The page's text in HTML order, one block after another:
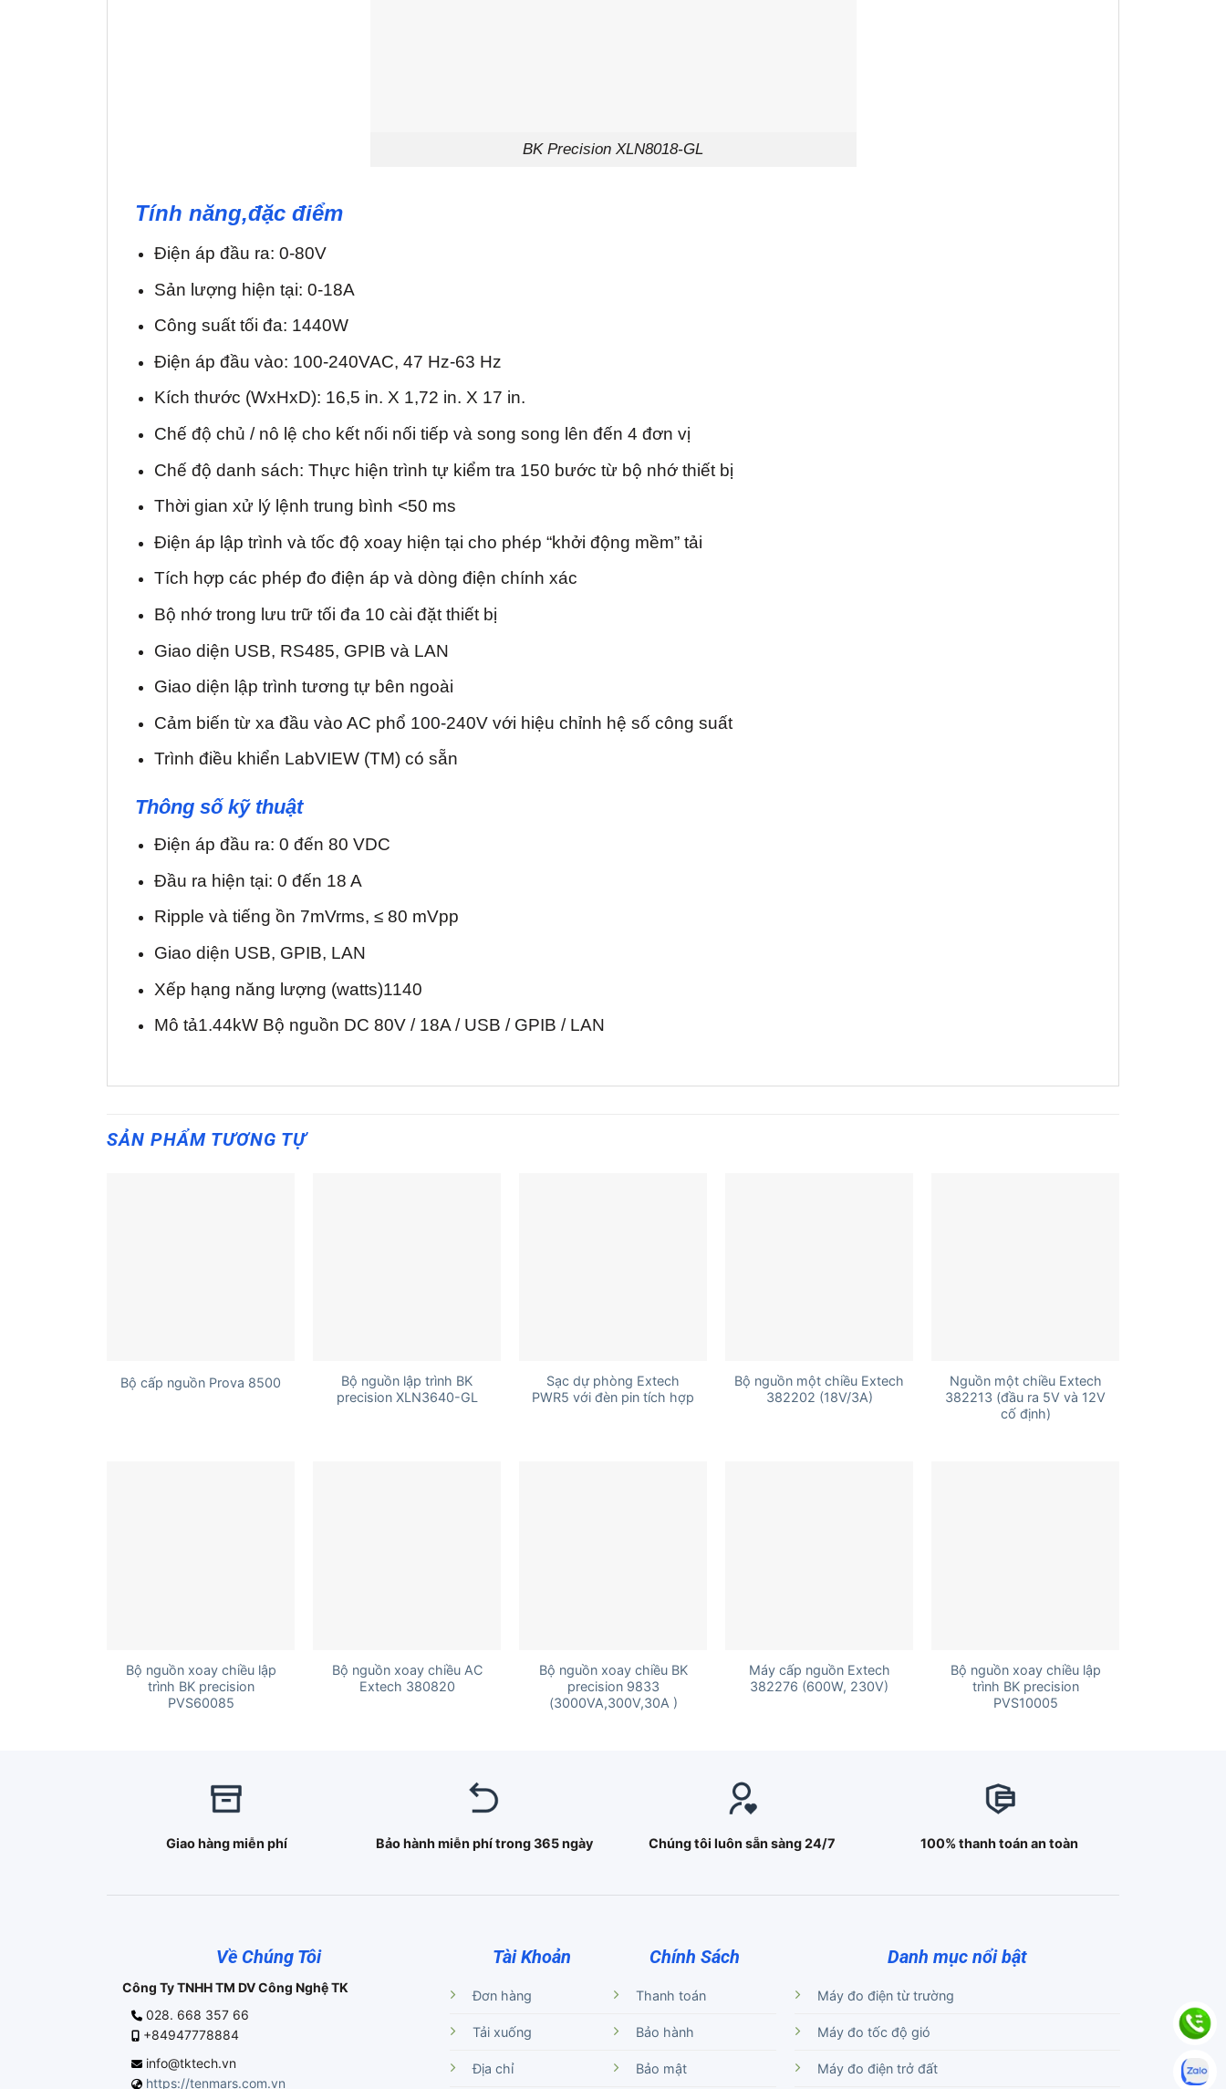
BK Precision XLN8018-GL
Tính năng,đặc điểm
Điện áp đầu ra: 0-80V
Sản lượng hiện tại: 0-18A
Công suất tối đa: 1440W
Điện áp đầu vào: 100-240VAC, 47 Hz-63 Hz
Kích thước (WxHxD): 16,5 in. X 1,72 in. X 17 in.
Chế độ chủ / nô lệ cho kết nối nối tiếp và song song lên đến 4 đơn vị
Chế độ danh sách: Thực hiện trình tự kiểm tra 150 bước từ bộ nhớ thiết bị
Thời gian xử lý lệnh trung bình <50 ms
Điện áp lập trình và tốc độ xoay hiện tại cho phép “khởi động mềm” tải
Tích hợp các phép đo điện áp và dòng điện chính xác
Bộ nhớ trong lưu trữ tối đa 10 cài đặt thiết bị
Giao diện USB, RS485, GPIB và LAN
Giao diện lập trình tương tự bên ngoài
Cảm biến từ xa đầu vào AC phổ 100-240V với hiệu chỉnh hệ số công suất
Trình điều khiển LabVIEW (TM) có sẵn
Thông số kỹ thuật
Điện áp đầu ra: 0 đến 80 VDC
Đầu ra hiện tại: 0 đến 18 A
Ripple và tiếng ồn 7mVrms, ≤ 80 mVpp
Giao diện USB, GPIB, LAN
Xếp hạng năng lượng (watts)1140
Mô tả1.44kW Bộ nguồn DC 80V / 18A / USB / GPIB / LAN
SẢN PHẨM TƯƠNG TỰ
Bộ cấp nguồn Prova 8500
Bộ nguồn lập trình BK
precision XLN3640-GL
Sạc dự phòng Extech
PWR5 với đèn pin tích hợp
Bộ nguồn một chiều Extech
382202 (18V/3A)
Nguồn một chiều Extech
382213 (đầu ra 5V và 12V
cố định)
Bộ nguồn xoay chiều lập
trình BK precision
PVS60085
Bộ nguồn xoay chiều AC
Extech 380820
Bộ nguồn xoay chiều BK
precision 9833
(3000VA,300V,30A )
Máy cấp nguồn Extech
382276 (600W, 230V)
Bộ nguồn xoay chiều lập
trình BK precision
PVS10005
Giao hàng miễn phí Bảo hành miễn phí trong 365 ngày Chúng tôi luôn sẵn sàng 24/7 100% thanh toán an toàn
Về Chúng Tôi
Công Ty TNHH TM DV Công Nghệ TK
028. 668 357 66
+84947778884
info@tktech.vn
https://tenmars.com.vn
Tài Khoản
Đơn hàng
Tải xuống
Địa chỉ
Chính Sách
Thanh toán
Bảo hành
Bảo mật
Danh mục nổi bật
Máy đo điện từ trường
Máy đo tốc độ gió
Máy đo điện trở đất